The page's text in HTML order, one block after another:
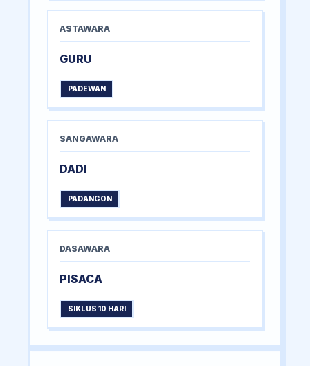
ASTAWARA
GURU
PADEWAN
SANGAWARA
DADI
PADANGON
DASAWARA
PISACA
SIKLUS 10 HARI